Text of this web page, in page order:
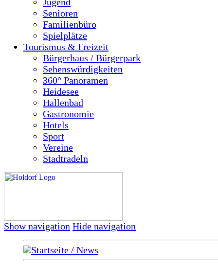
Senioren
Familienbüro
Spielplätze
Tourismus & Freizeit
Bürgerhaus / Bürgerpark
Sehenswürdigkeiten
360° Panoramen
Heidesee
Hallenbad
Gastronomie
Hotels
Sport
Vereine
Stadtradeln
Show navigation Hide navigation
Startseite / News